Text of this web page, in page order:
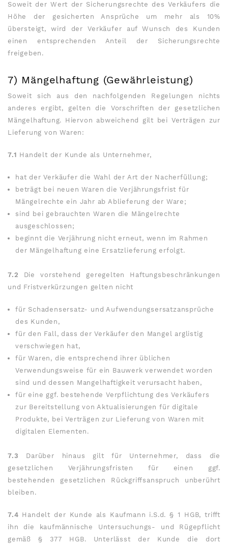
Soweit der Wert der Sicherungsrechte des Verkäufers die
Höhe der gesicherten Ansprüche um mehr als 10%
übersteigt, wird der Verkäufer auf Wunsch des Kunden
einen entsprechenden Anteil der Sicherungsrechte
freigeben.
7) Mängelhaftung (Gewährleistung)
Soweit sich aus den nachfolgenden Regelungen nichts
anderes ergibt, gelten die Vorschriften der gesetzlichen
Mängelhaftung. Hiervon abweichend gilt bei Verträgen zur
Lieferung von Waren:
7.1 Handelt der Kunde als Unternehmer,
hat der Verkäufer die Wahl der Art der Nacherfüllung;
beträgt bei neuen Waren die Verjährungsfrist für
Mängelrechte ein Jahr ab Ablieferung der Ware;
sind bei gebrauchten Waren die Mängelrechte
ausgeschlossen;
beginnt die Verjährung nicht erneut, wenn im Rahmen
der Mängelhaftung eine Ersatzlieferung erfolgt.
7.2 Die vorstehend geregelten Haftungsbeschränkungen
und Fristverkürzungen gelten nicht
für Schadensersatz- und Aufwendungsersatzansprüche
des Kunden,
für den Fall, dass der Verkäufer den Mangel arglistig
verschwiegen hat,
für Waren, die entsprechend ihrer üblichen
Verwendungsweise für ein Bauwerk verwendet worden
sind und dessen Mangelhaftigkeit verursacht haben,
für eine ggf. bestehende Verpflichtung des Verkäufers
zur Bereitstellung von Aktualisierungen für digitale
Produkte, bei Verträgen zur Lieferung von Waren mit
digitalen Elementen.
7.3 Darüber hinaus gilt für Unternehmer, dass die
gesetzlichen Verjährungsfristen für einen ggf.
bestehenden gesetzlichen Rückgriffsanspruch unberührt
bleiben.
7.4 Handelt der Kunde als Kaufmann i.S.d. § 1 HGB, trifft
ihn die kaufmännische Untersuchungs- und Rügepflicht
gemäß § 377 HGB. Unterlässt der Kunde die dort